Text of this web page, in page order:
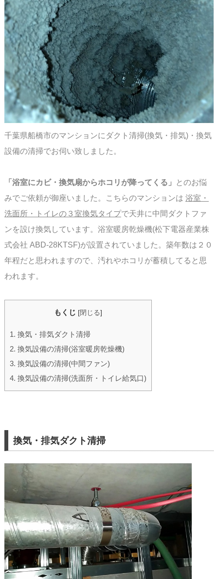
千葉県船橋市のマンションにダクト清掃(換気・排気)・換気
設備の清掃でお伺い致しました。
「浴室にカビ・換気扇からホコリが降ってくる」
とのお悩
みでご依頼が御座いました。
こちらのマンションは 浴室・
洗面所・トイレの３室換気タイプで天井に中間ダクトファ
ンを設け換気しています。浴室暖房乾燥機(松下電器産業株
式会社 ABD-28KTSF)が設置されていま した。築年数は２０
年程だと思われますので、汚れやホコリが蓄積してると思
われます。
もくじ [閉じる]
1. 換気・排気ダクト清掃
2. 換気設備の清掃(浴室暖房乾燥機)
3. 換気設備の清掃(中間ファン)
4. 換気設備の清掃(洗面所・トイレ給気口)
換気・排気ダクト清掃